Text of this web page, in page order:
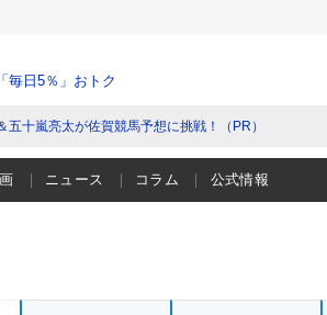
毎日5％」おトク
五十嵐亮太が佐賀競馬予想に挑戦！（PR）
ニュース コラム 公式情報